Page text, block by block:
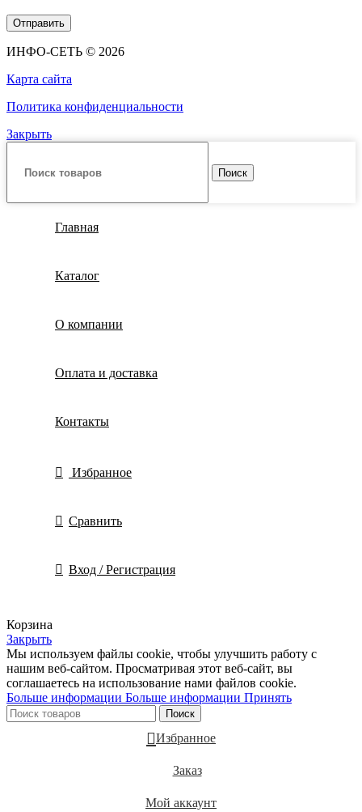
ИНФО-СЕТЬ © 2026
Карта сайта
Политика конфиденциальности
Закрыть
Поиск
Главная
Каталог
О компании
Оплата и доставка
Контакты
Избранное
Сравнить
Вход / Регистрация
Корзина
Закрыть
Мы используем файлы cookie, чтобы улучшить работу с
нашим веб-сайтом. Просматривая этот веб-сайт, вы
соглашаетесь на использование нами файлов cookie.
Больше информации Больше информации Принять
Поиск
Избранное
Заказ
Мой аккаунт